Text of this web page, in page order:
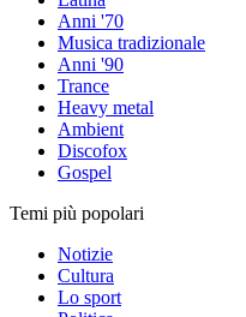
Anni '70
Musica tradizionale
Anni '90
Trance
Heavy metal
Ambient
Discofox
Gospel
Temi più popolari
Notizie
Cultura
Lo sport